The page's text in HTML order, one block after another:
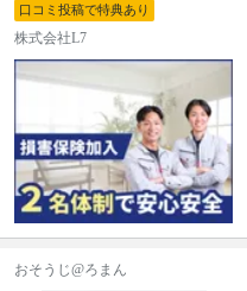
口コミ投稿で特典あり
株式会社L7
おそうじ@ろまん